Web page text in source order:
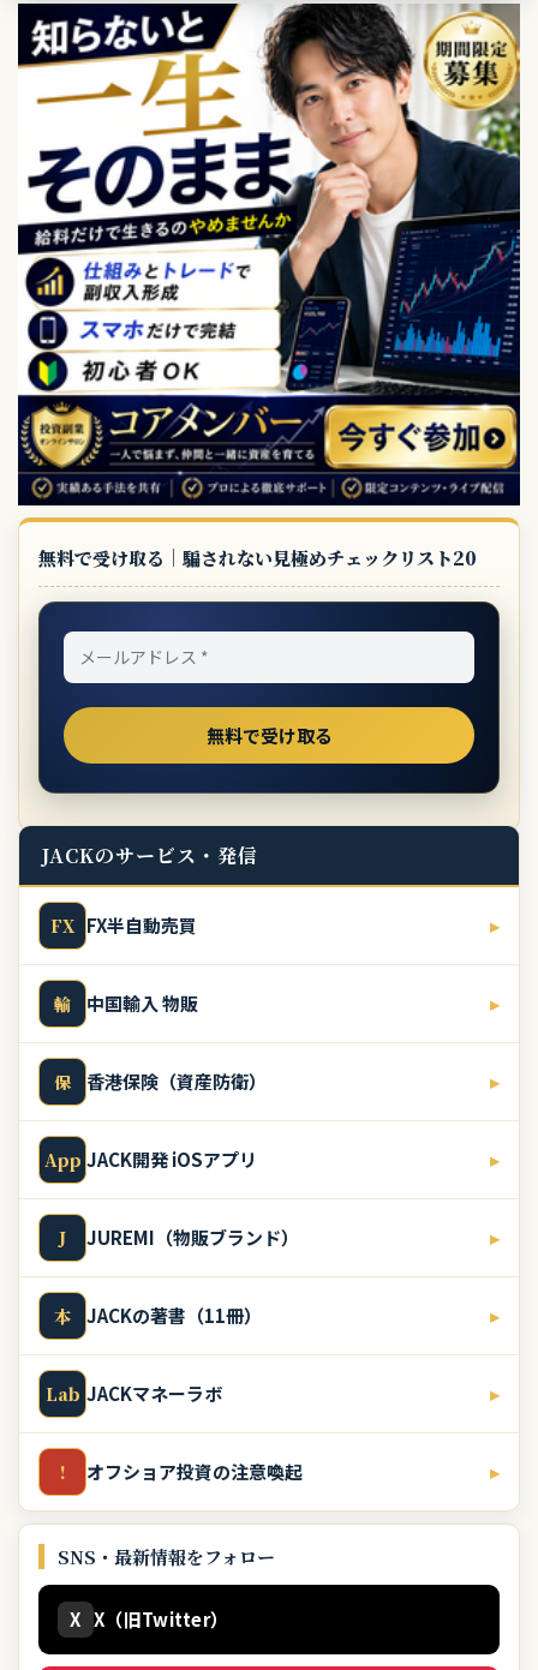
無料で受け取る｜騙されない見極めチェックリスト20
JACKのサービス・発信
FX FX半自動売買 ▸
輸 中国輸入 物販 ▸
保 香港保険（資産防衛） ▸
App JACK開発 iOSアプリ ▸
J JUREMI（物販ブランド） ▸
本 JACKの著書（11冊） ▸
Lab JACKマネーラボ ▸
! オフショア投資の注意喚起 ▸
SNS・最新情報をフォロー
X X（旧Twitter）